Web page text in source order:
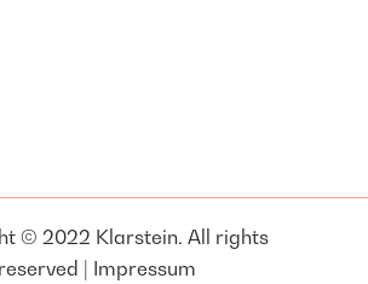
© 2022 Klarstein. All rights
reserved | Impressum